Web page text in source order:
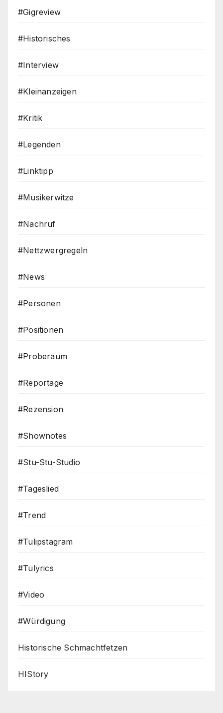
#Gigreview
#Historisches
#Interview
#Kleinanzeigen
#Kritik
#Legenden
#Linktipp
#Musikerwitze
#Nachruf
#Nettzwergregeln
#News
#Personen
#Positionen
#Proberaum
#Reportage
#Rezension
#Shownotes
#Stu-Stu-Studio
#Tageslied
#Trend
#Tulipstagram
#Tulyrics
#Video
#Würdigung
Historische Schmachtfetzen
HIStory